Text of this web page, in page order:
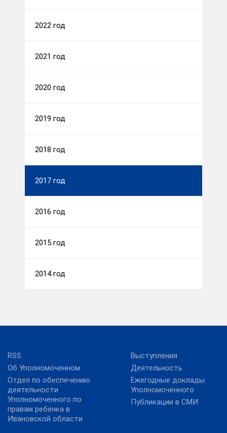
2022 год
2021 год
2020 год
2019 год
2018 год
2017 год
2016 год
2015 год
2014 год
RSS
Об Уполномоченном
Отдел по обеспечению
деятельности
Уполномоченного по
правам ребенка в
Ивановской области
Выступления
Деятельность
Ежегодные доклады
Уполномоченного
Публикации в СМИ